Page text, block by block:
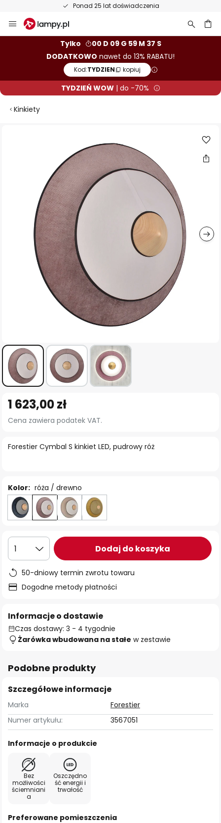
Ponad 25 lat doświadczenia
Przejdź
do
Tylko
00 D 09 G 59 M 36 S
DODATKOWO nawet do 13% RABATU!
Kod:TYDZIEN kopiuj
TYDZIEŃ WOW| do -70%
Kinkiety
na
początek
Forestier Cymbal S kinkiet LED, pudrowy róż
1 623,00 zł
Cena zawiera podatek VAT.
Kolor: róża / drewno
1 Dodaj do koszyka
50-dniowy termin zwrotu towaru
Dogodne metody płatności
Informacje o dostawie
Czas dostawy: 3 - 4 tygodnie
Żarówka wbudowana na stałe w zestawie
Podobne produkty
Szczegółowe informacje
Marka
Forestier
Numer artykułu:
3567051
Informacje o produkcie
Bez
możliwości
ściemniani
a
Oszczędno
ść energii i
trwałość
Preferowane pomieszczenia